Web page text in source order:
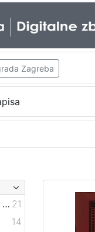
Zagreba
Standl, Ivan (27. 10. 1832. – 30. 8. 1897.) 21
14